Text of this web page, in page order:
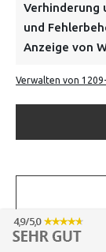
Verhinderung
und
Anzeige von
Verwalten von
Opt-out